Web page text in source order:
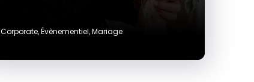
Corporate,Évènementiel,Mariage